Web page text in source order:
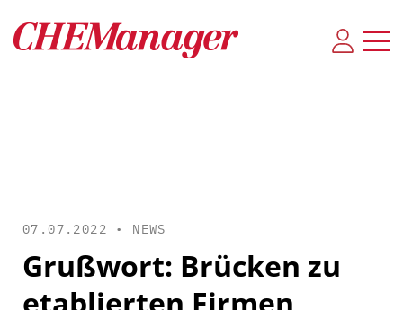
07.07.2022 • NEWS
Grußwort: Brücken zu